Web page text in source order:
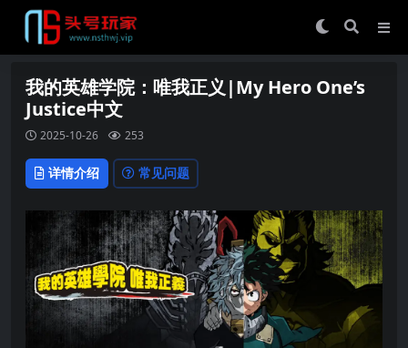
我的英雄学院：唯我正义|My Hero One’s
Justice中文
2025-10-26 253
详情介绍 常见问题